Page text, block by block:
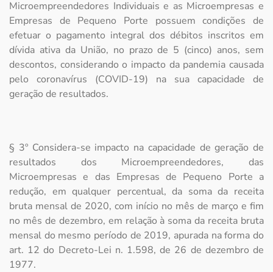
Microempreendedores Individuais e as Microempresas e
Empresas de Pequeno Porte possuem condições de
efetuar o pagamento integral dos débitos inscritos em
dívida ativa da União, no prazo de 5 (cinco) anos, sem
descontos, considerando o impacto da pandemia causada
pelo coronavírus (COVID-19) na sua capacidade de
geração de resultados.
§ 3º Considera-se impacto na capacidade de geração de
resultados dos Microempreendedores, das
Microempresas e das Empresas de Pequeno Porte a
redução, em qualquer percentual, da soma da receita
bruta mensal de 2020, com início no mês de março e fim
no mês de dezembro, em relação à soma da receita bruta
mensal do mesmo período de 2019, apurada na forma do
art. 12 do Decreto-Lei n. 1.598, de 26 de dezembro de
1977.